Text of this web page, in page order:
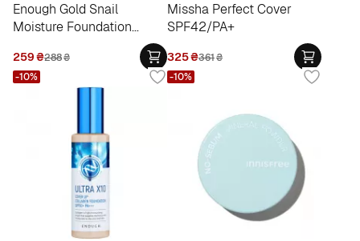
Enough Gold Snail
Moisture Foundation
259₴288₴
Missha Perfect Cover
SPF42/PA+
325₴361₴
-10% -10%